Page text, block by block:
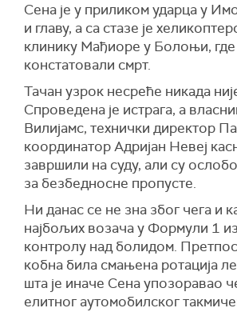
Сена је у приликом ударца у
и главу, а са стазе је
клинику Мађиоре у Болоњи, где
констатовали смрт.
Тачан узрок несреће никада
Спроведена је истрага, а
Вилијамс, технички директор
координатор Адријан Невеј
завршили на суду, али су
за безбедносне пропусте.
Ни данас се не зна због чега и
најбољих возача у Формули 1
контролу над болидом.
кобна била смањена ротација
шта је иначе Сена упозоравао
елитног аутомобилског